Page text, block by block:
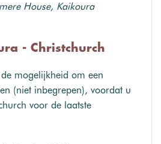
House, Kaikoura
- Christchurch
mogelijkheid om een
(niet inbegrepen), voordat u
voor de laatste